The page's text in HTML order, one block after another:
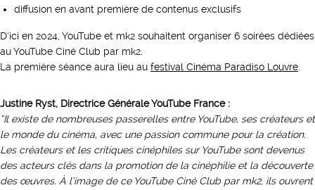
diffusion en avant première de contenus exclusifs
D’ici en 2024, YouTube et mk2 souhaitent organiser 6 soirées dédiées
au YouTube Ciné Club par mk2.
La première séance aura lieu au festival Cinéma Paradiso Louvre
Justine Ryst, Directrice Générale YouTube France :
“Il existe de nombreuses passerelles entre YouTube, ses créateurs et
le monde du cinéma, avec une passion commune pour la création.
Les créateurs et les critiques cinéphiles sur YouTube sont devenus
des acteurs clés dans la promotion de la cinéphilie et la découverte
des œuvres. À l’image de ce YouTube Ciné Club par mk2, ils ouvrent